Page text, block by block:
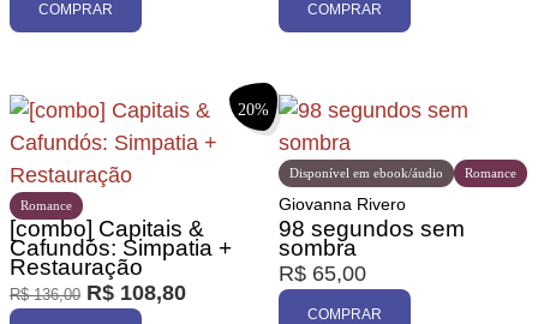
COMPRAR COMPRAR
20%
Romance
[combo] Capitais &
Cafundós: Simpatia +
Restauração
R$136,00 R$ 108,80
Disponível em ebook/áudio Romance
Giovanna Rivero
98 segundos sem
sombra
R$ 65,00
COMPRAR